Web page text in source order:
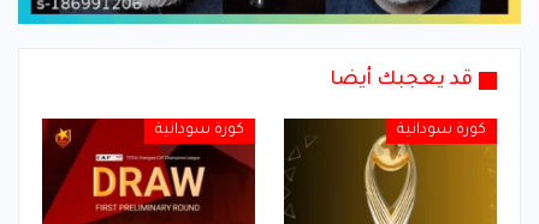
قد يعجبك أيضا
كورة سودانية كورة سودانية